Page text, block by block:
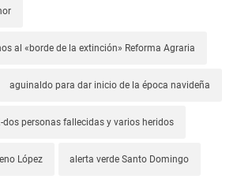
al «borde de la extinción» Reforma Agraria
aguinaldo para dar inicio de la época navideña
dos personas fallecidas y varios heridos
López alerta verde Santo Domingo